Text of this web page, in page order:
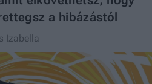
a hibázástól
Izabella